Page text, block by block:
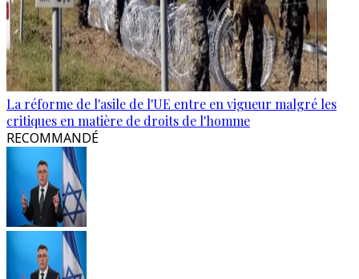
La réforme de l'asile de l'UE entre en vigueur malgré les
critiques en matière de droits de l'homme
RECOMMANDÉ